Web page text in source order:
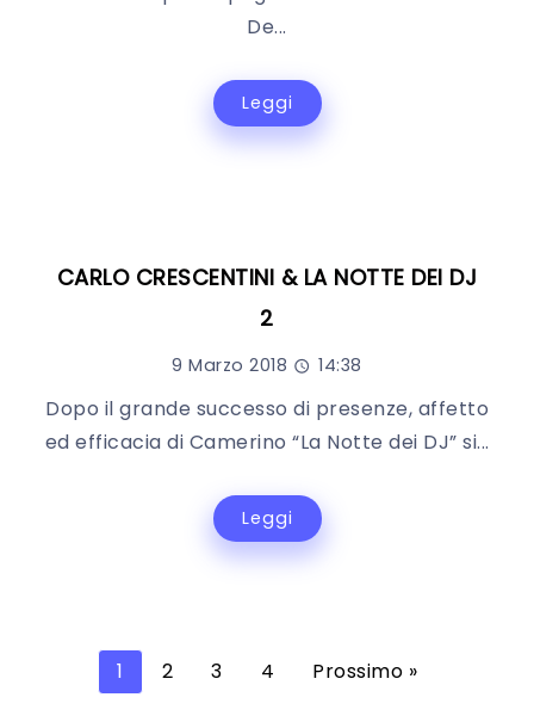
De...
Leggi
CARLO CRESCENTINI & LA NOTTE DEI DJ
2
9 Marzo 2018 14:38
Dopo il grande successo di presenze, affetto
ed efficacia di Camerino “La Notte dei DJ” si...
Leggi
1 2 3 4 Prossimo »